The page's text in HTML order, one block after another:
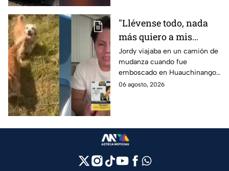
"Llévense todo, nada
más quiero a mis
perritas": Asaltan a un
joven, vacían sus
cuentas y le roban a sus
mascotas en
Jordy viajaba en un camión de
mudanza cuando fue
emboscado en Huauchinango,
Puebla, Además de quitarle
06 agosto, 2026